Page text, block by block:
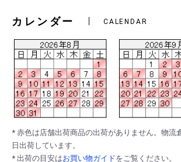
カレンダー CALENDAR
* 赤色は店舗出荷商品の出荷がありません。物流
日出荷しています。
* 出荷の目安はお買い物ガイドをご覧ください。